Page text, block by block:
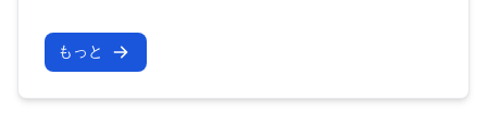
もっと